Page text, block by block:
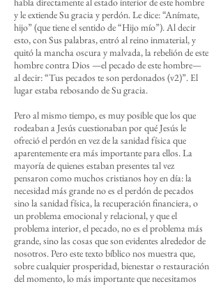
y le extiende Su gracia y perdón. Le dice: “Anímate,
hijo” (que tiene el sentido de “Hijo mío”). Al decir
esto, con Sus palabras, entró al reino inmaterial, y
quitó la mancha oscura y malvada, la rebelión de este
hombre contra Dios —el pecado de este hombre—
al decir: “Tus pecados te son perdonados (v2)”. El
lugar estaba rebosando de Su gracia.
Pero al mismo tiempo, es muy posible que los que
rodeaban a Jesús cuestionaban por qué Jesús le
ofreció el perdón en vez de la sanidad física que
aparentemente era más importante para ellos. La
mayoría de quienes estaban presentes tal vez
pensaron como muchos cristianos hoy en día: la
necesidad más grande no es el perdón de pecados
sino la sanidad física, la recuperación financiera, o
un problema emocional y relacional, y que el
problema interior, el pecado, no es el problema más
grande, sino las cosas que son evidentes alrededor de
nosotros. Pero este texto bíblico nos muestra que,
sobre cualquier prosperidad, bienestar o restauración
del momento, lo más importante que necesitamos